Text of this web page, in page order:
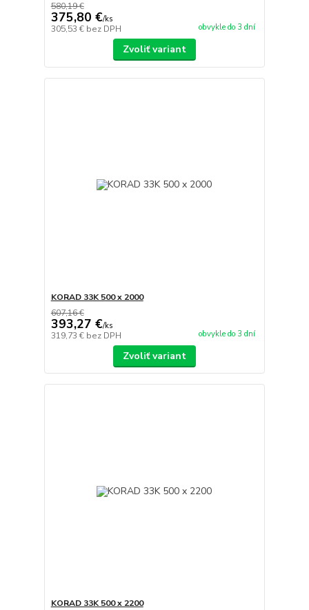
580,19 €
375,80 €/ks
305,53 € bez DPH obvykle do 3 dní
Zvoliť variant
KORAD 33K 500 x 2000
607,16 €
393,27 €/ks
319,73 € bez DPH obvykle do 3 dní
Zvoliť variant
KORAD 33K 500 x 2200